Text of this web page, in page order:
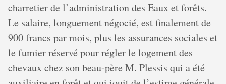
charretier de l’administration des Eaux et forêts.
Le salaire, longuement négocié, est finalement de
900 francs par mois, plus les assurances sociales et
le fumier réservé pour régler le logement des
chevaux chez son beau-père M. Plessis qui a été